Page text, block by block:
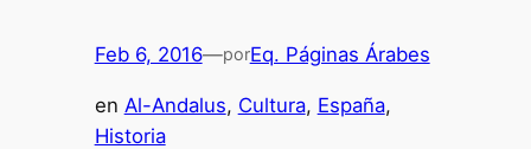
Feb 6, 2016—porEq. Páginas Árabes
en Al-Andalus, Cultura, España
Historia